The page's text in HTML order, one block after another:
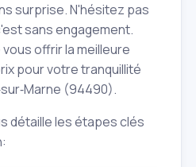
surprise. N'hésitez pas
sans engagement.
offrir la meilleure
pour votre tranquillité
(94490).
détaille les étapes clés